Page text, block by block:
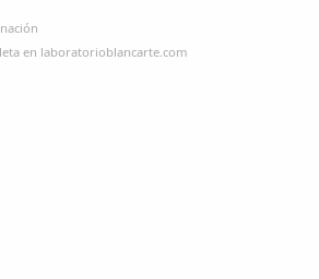
en laboratorioblancarte.com